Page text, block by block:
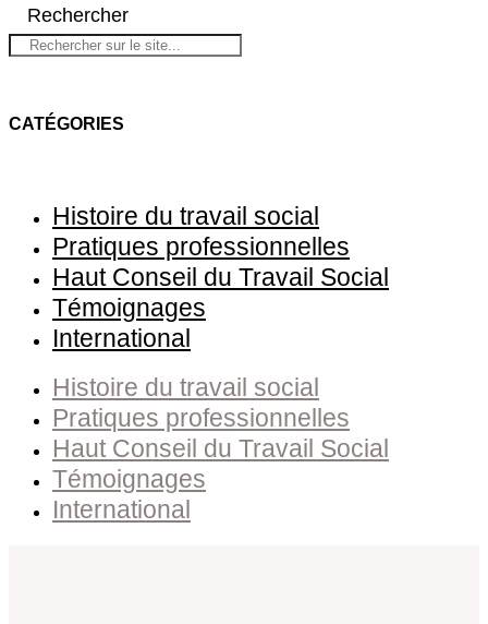
Rechercher
CATÉGORIES
Histoire du travail social
Pratiques professionnelles
Haut Conseil du Travail Social
Témoignages
International
Histoire du travail social
Pratiques professionnelles
Haut Conseil du Travail Social
Témoignages
International